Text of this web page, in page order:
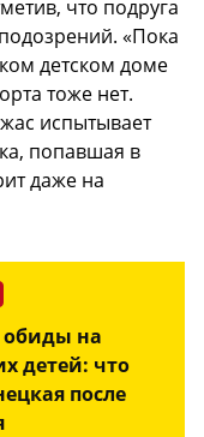
что подруга
«Пока
детском доме
тоже нет.
испытывает
попавшая в
даже на
обиды на
детей: что
после